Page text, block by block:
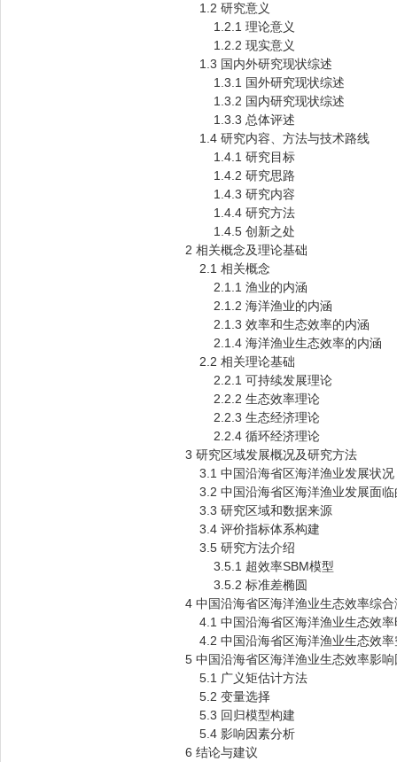
1.2 研究意义
1.2.1 理论意义
1.2.2 现实意义
1.3 国内外研究现状综述
1.3.1 国外研究现状综述
1.3.2 国内研究现状综述
1.3.3 总体评述
1.4 研究内容、方法与技术路线
1.4.1 研究目标
1.4.2 研究思路
1.4.3 研究内容
1.4.4 研究方法
1.4.5 创新之处
2 相关概念及理论基础
2.1 相关概念
2.1.1 渔业的内涵
2.1.2 海洋渔业的内涵
2.1.3 效率和生态效率的内涵
2.1.4 海洋渔业生态效率的内涵
2.2 相关理论基础
2.2.1 可持续发展理论
2.2.2 生态效率理论
2.2.3 生态经济理论
2.2.4 循环经济理论
3 研究区域发展概况及研究方法
3.1 中国沿海省区海洋渔业发展状况
3.2 中国沿海省区海洋渔业发展面临
3.3 研究区域和数据来源
3.4 评价指标体系构建
3.5 研究方法介绍
3.5.1 超效率SBM模型
3.5.2 标准差椭圆
4 中国沿海省区海洋渔业生态效率综
4.1 中国沿海省区海洋渔业生态效率
4.2 中国沿海省区海洋渔业生态效率
5 中国沿海省区海洋渔业生态效率影
5.1 广义矩估计方法
5.2 变量选择
5.3 回归模型构建
5.4 影响因素分析
6 结论与建议